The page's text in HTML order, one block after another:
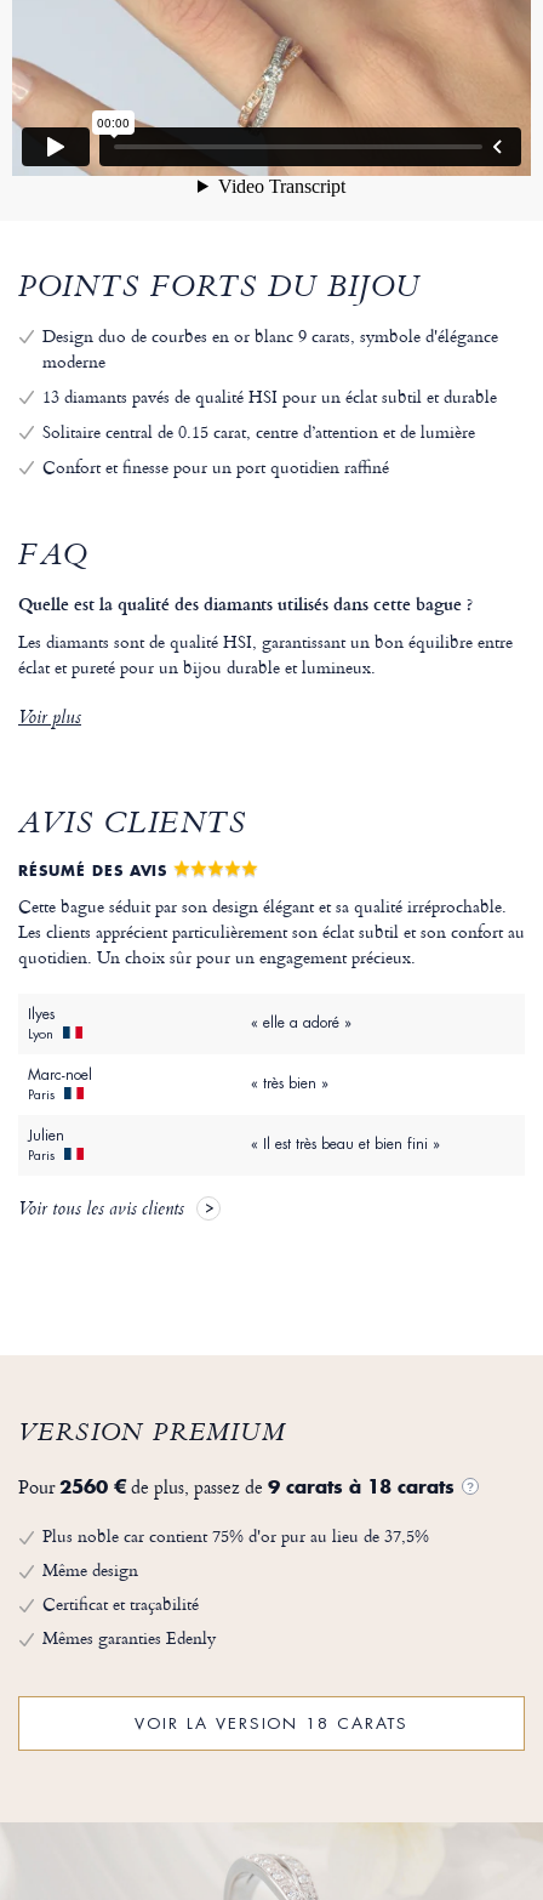
POINTS FORTS DU BIJOU
Design duo de courbes en or blanc 9 carats, symbole d'élégance
moderne
13 diamants pavés de qualité HSI pour un éclat subtil et durable
Solitaire central de 0.15 carat, centre d’attention et de lumière
Confort et finesse pour un port quotidien raffiné
FAQ
Quelle est la qualité des diamants utilisés dans cette bague ?
Les diamants sont de qualité HSI, garantissant un bon équilibre entre
éclat et pureté pour un bijou durable et lumineux.
Voir plus
AVIS CLIENTS
RÉSUMÉ DES AVIS
Cette bague séduit par son design élégant et sa qualité irréprochable.
Les clients apprécient particulièrement son éclat subtil et son confort au
quotidien. Un choix sûr pour un engagement précieux.
Ilyes
Lyon
« elle a adoré »
Marc-noel
Paris
« très bien »
Julien
Paris
« Il est très beau et bien fini »
Voir tous les avis clients
VERSION PREMIUM
Pour2560 €de plus, passez de 9 carats à 18 carats ?
Plus noble car contient 75% d'or pur au lieu de 37,5%
Même design
Certificat et traçabilité
Mêmes garanties Edenly
VOIR LA VERSION 18 CARATS